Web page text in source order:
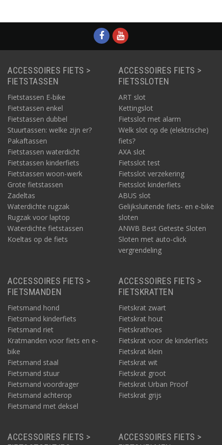
ACCESSOIRES FIETS >
FIETSTASSEN
Fietstassen E-bike
Fietstassen enkel
Fietstassen dubbel
Stuurtassen: welke zijn er?
Pakaftassen
Fietstassen waterdicht
Fietstassen kinderfiets
Fietstassen woon-werk
Grote fietstassen
Zadeltas
Waterdichte rugzak
Rugzak voor laptop
Waterdichte fietstassen
Koeltas op de fiets
ACCESSOIRES FIETS >
FIETSSLOTEN
ART slot
Kettingslot
Fietsslot met alarm
Welk slot op de (elektrische)
fiets?
AXA slot
Fietsslot test
Fietsslot verzekering
Fietsslot kinderfiets
ABUS slot
Gelijksluitende fiets- en e-bike
sloten
ANWB Best Geteste Sloten
Sloten met auto-click
vergrendeling
ACCESSOIRES FIETS >
FIETSMANDEN
Fietsmand hond
Fietsmand kinderfiets
Fietsmand riet
Kratmanden voor fiets en e-
bike
Fietsmand staal
Fietsmand stuur
Fietsmand voordrager
Fietsmand achterop
Fietsmand met deksel
ACCESSOIRES FIETS >
FIETSKRATTEN
Fietskrat zwart
Fietskrat hout
Fietskrathoes
Fietskrat voor de kinderfiets
Fietskrat klein
Fietskrat wit
Fietskrat groot
Fietskrat Urban Proof
Fietskrat grijs
ACCESSOIRES FIETS >
ACCESSOIRES FIETS >